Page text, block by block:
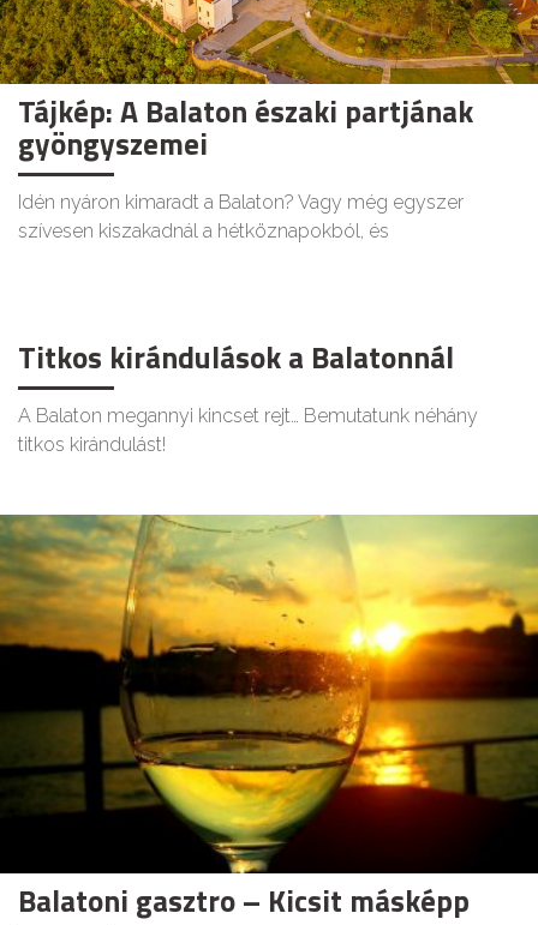
Tájkép: A Balaton északi partjának
gyöngyszemei
Idén nyáron kimaradt a Balaton? Vagy még egyszer
szívesen kiszakadnál a hétköznapokból, és
Titkos kirándulások a Balatonnál
A Balaton megannyi kincset rejt… Bemutatunk néhány
titkos kirándulást!
Balatoni gasztro – Kicsit másképp